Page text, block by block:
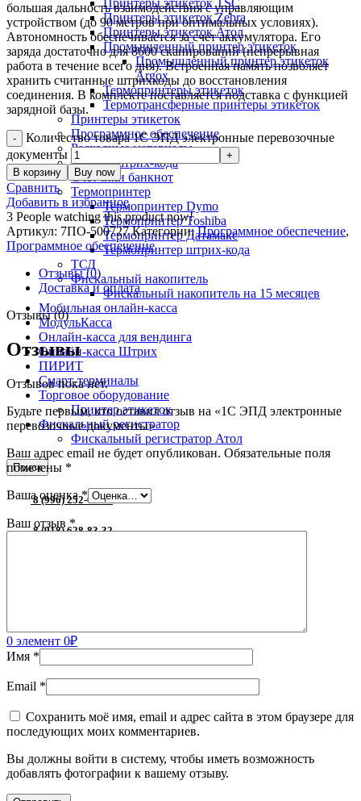
Принтеры этикеток TSC
Принтеры этикеток Zebra
Принтеры этикеток Атол
Промышленный принтер этикеток
Промышленный принтер этикеток
Argox
Термопринтеры этикеток
Термотрансферные принтеры этикеток
Принтеры этикеток
Программное обеспечение
Расходные материалы
Сканер штрих-кода
Счетчики банкнот
Термопринтер
Термопринтер Dymo
Термопринтер Toshiba
Термопринтер Датамакс
Термопринтер штрих-кода
ТСД
Фискальный накопитель
Фискальный накопитель на 15 месяцев
Мобильная онлайн-касса
МодульКасса
Онлайн-касса для вендинга
Онлайн-касса Штрих
ПИРИТ
Смарт-терминалы
Торговое оборудование
Принтер этикеток
Фискальный регистратор
Фискальный регистратор Атол
Поиск
8 (996) 252-05-49
8 (918) 628-83-32
0 элемент 0₽
большая дальность взаимодействия с управляющим
устройством (до 90 метров при оптимальных условиях).
Автономность обеспечивается за счет аккумулятора. Его
заряда достаточно для 8600 сканирований (непрерывная
работа в течение всего дня). Встроенная память позволяет
хранить считанные штрихкоды до восстановления
соединения. В комплекте поставляется подставка с функцией
зарядной базы.
Количество товара 1С ЭПД электронные перевозочные
документы
В корзину Buy now
Сравнить
Добавить в избранное
3 People watching this product now!
Артикул: 7ПО-500727Категории: Программное обеспечение,
Программное обеспечение
Отзывы (0)
Доставка и оплата
Отзывы (0)
Отзывы
Отзывов пока нет.
Будьте первым, кто оставил отзыв на «1С ЭПД электронные
перевозочные документы»
Ваш адрес email не будет опубликован. Обязательные поля
помечены *
Ваша оценка*
Ваш отзыв *
Имя *
Email *
Сохранить моё имя, email и адрес сайта в этом браузере для
последующих моих комментариев.
Вы должны войти в систему, чтобы иметь возможность
добавлять фотографии к вашему отзыву.